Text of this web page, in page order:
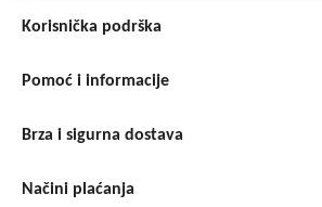
Korisnička podrška
Pomoć i informacije
Brza i sigurna dostava
Načini plaćanja